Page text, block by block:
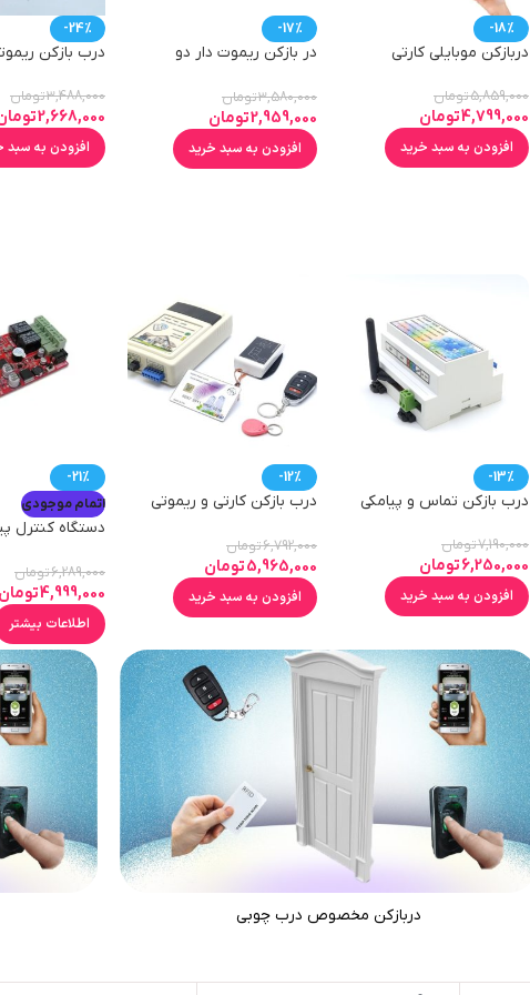
-18%
دربازکن موبایلی کارتی
5,859,000تومان
4,799,000تومان
افزودن به سبد خرید
-17%
در بازکن ریموت دار دو
ولت
3,580,000تومان
2,959,000تومان
افزودن به سبد خرید
-24%
درب بازکن ریموتی 220
3,488,000تومان
2,668,000
افزودن به سبد
-13%
درب بازکن تماس و پیامکی
7,190,000تومان
6,250,000تومان
افزودن به سبد خرید
-12%
درب بازکن کارتی و ریموتی
6,792,000تومان
5,965,000تومان
افزودن به سبد خرید
-21%
اتمام موجودی
دستگاه کنترل
6,289,000تومان
4,999,000تومان
اطلاعات بیشتر
دربازکن مخصوص درب چوبی